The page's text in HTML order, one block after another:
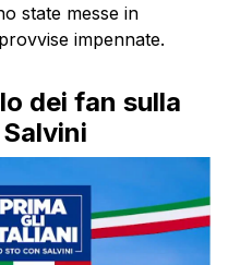
state messe in
impennate.
dei fan sulla